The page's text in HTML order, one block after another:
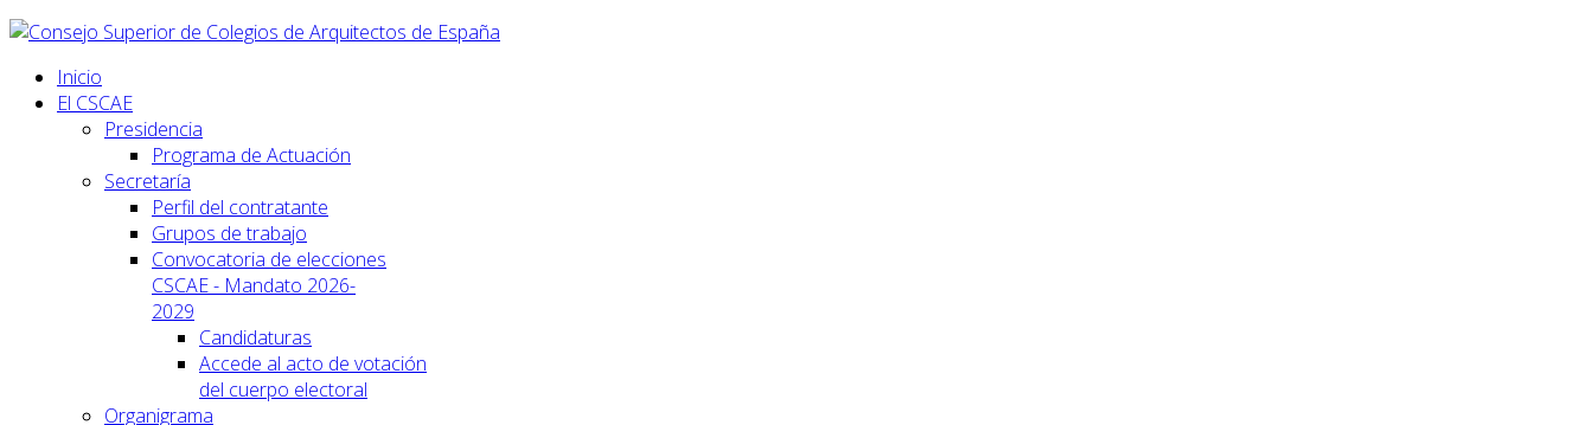
Inicio
El CSCAE
Presidencia
Programa de Actuación
Secretaría
Perfil del contratante
Grupos de trabajo
Convocatoria de elecciones
CSCAE - Mandato 2026-
2029
Candidaturas
Accede al acto de votación
del cuerpo electoral
Organigrama